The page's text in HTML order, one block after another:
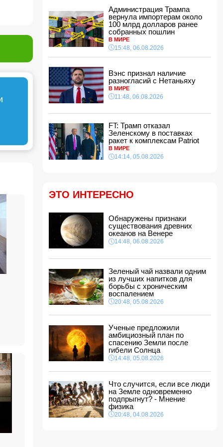
мы будем рады поставлять газ и
дружественной Украине
14:34, 06.08.2026
За семь месяцев гражданам возвращено
более 191 млн манатов
Конфискованную квартиру Салима
Муслимова продали с 50% скидкой
14:14, 06.08.2026
Ильхам Алиев наградил Бахтияра
Асланбейли орденом "Шохрат"
14:10, 06.08.2026
Стали известны детали контракта Наримана
Ахундзаде с "Эрзурумспором"
14:04, 06.08.2026
Ильхам Алиев отозвал двух постоянных
Прогноз погоды в Азербайджане на 7 августа
12:48, 06.08.2026
Глава МИД Украины выразил
соболезнования в связи с гибелью граждан
Азербайджана в Азовском и Чёрном морях
12:40, 06.08.2026
направляющимся на пляжи в ветреную
погоду
12:34, 06.08.2026
В Баку в офисе обнаружено тело маклера
Adidas извинился за обилие розовых бутс на
ЧМ-2026, назвав это совпадением
12:12, 06.08.2026
Стали известны подробности массовой драки
в Гяндже- ФОТО
12:00, 06.08.2026
Вэнс признал наличие разногласий с
Нетаньяху
11:48, 06.08.2026
Администрация Трампа
вернула импортерам около
100 млрд долларов ранее
собранных пошлин
В МИРЕ
15:48, 06.08.2026
Вэнс признал наличие
разногласий с Нетаньяху
В МИРЕ
11:48, 06.08.2026
FT: Трамп отказал
Зеленскому в поставках
ракет к комплексам Patriot
В МИРЕ
14:14, 05.08.2026
ЭТО ИНТЕРЕСНО
Обнаружены признаки
существования древних
океанов на Венере
14:48, 06.08.2026
Зеленый чай назвали одним
из лучших напитков для
борьбы с хроническим
воспалением
20:48, 05.08.2026
Ученые предложили
амбициозный план по
спасению Земли после
гибели Солнца
14:48, 05.08.2026
Что случится, если все люди
на Земле одновременно
подпрыгнут? - Мнение
физика
20:48, 04.08.2026